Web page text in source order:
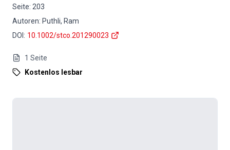
Seite: 203
Autoren: Puthli, Ram
DOI : 10.1002/stco.201290023
1 Seite
Kostenlos lesbar